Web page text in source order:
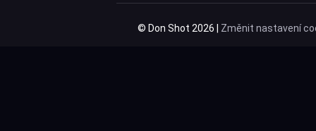
© Don Shot 2026 | Změnit nastavení